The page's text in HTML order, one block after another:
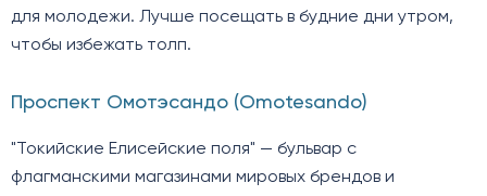
для молодежи. Лучше посещать в будние дни утром,
чтобы избежать толп.
Проспект Омотэсандо (Omotesando)
"Токийские Елисейские поля" — бульвар с
флагманскими магазинами мировых брендов и